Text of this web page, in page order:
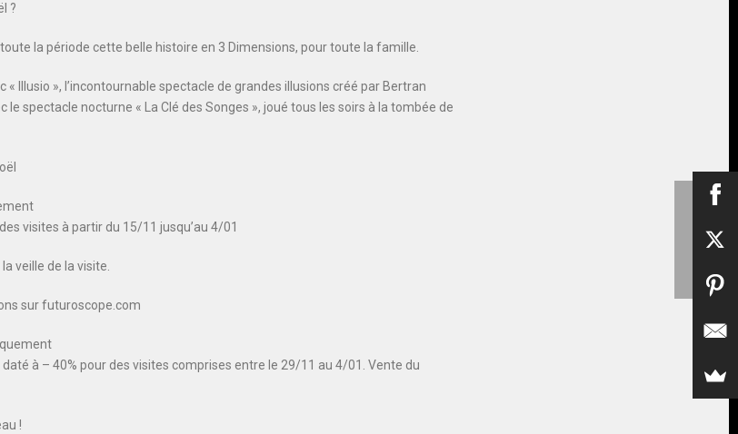
?
la période cette belle histoire en 3 Dimensions, pour toute la famille.
« Illusio », l’incontournable spectacle de grandes illusions créé par Bertran
le spectacle nocturne « La Clé des Songes », joué tous les soirs à la tombée de
visites à partir du 15/11 jusqu’au 4/01
veille de la visite.
sur futuroscope.com
à – 40% pour des visites comprises entre le 29/11 au 4/01. Vente du
!